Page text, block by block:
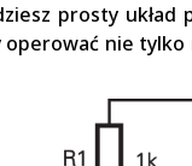
prosty układ
operować nie